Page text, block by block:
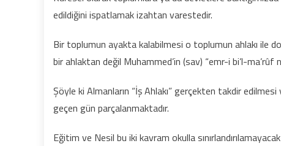
edildiğini ispatlamak izahtan varestedir.
Bir toplumun ayakta kalabilmesi o toplumun ahlakı ile
bir ahlaktan değil Muhammed’in (sav) “emr-i bi’l-ma’rûf
Şöyle ki Almanların “İş Ahlakı” gerçekten takdir
geçen gün parçalanmaktadır.
Eğitim ve Nesil bu iki kavram okulla